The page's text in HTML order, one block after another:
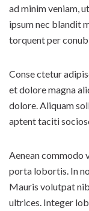
ad minim veniam,
ipsum nec blandit
torquent per
Conse ctetur
et dolore magna
dolore. Aliquam
aptent taciti
Aenean commodo
porta lobortis. In
Mauris volutpat
ultrices. Integer